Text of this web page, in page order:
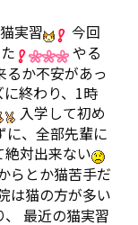
実習
今回
やる
か不安があっ
終わり、1時
入学して初め
に、全部先輩に
対出来ない
らとか猫苦手だ
は猫の方が多い
最近の猫実習